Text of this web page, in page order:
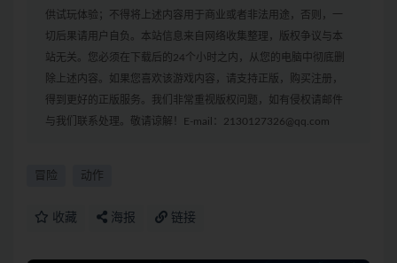
供试玩体验；不得将上述内容用于商业或者非法用途，否则，一
切后果请用户自负。本站信息来自网络收集整理，版权争议与本
站无关。您必须在下载后的24个小时之内，从您的电脑中彻底删
除上述内容。如果您喜欢该游戏内容，请支持正版，购买注册，
得到更好的正版服务。我们非常重视版权问题，如有侵权请邮件
与我们联系处理。敬请谅解！E-mail：2130127326@qq.com
冒险 动作
收藏 海报 链接